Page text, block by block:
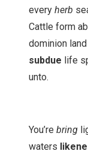
every herb
Cattle form
dominion
subdue life
unto.
You’re bring
waters